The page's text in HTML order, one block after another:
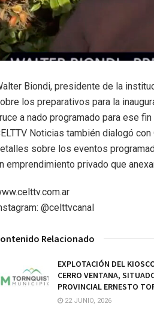
Biondi, presidente de la
los preparativos para la
a nado programado para ese fin
Noticias también dialogó
sobre los eventos
emprendimiento privado que
@celttvcanal
Relacionado
EXPLOTACIÓN DEL
CERRO VENTANA,
PROVINCIAL ERNESTO
22 JUNIO, 2026